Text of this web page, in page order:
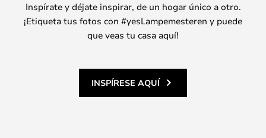
Inspírate y déjate inspirar, de un hogar único a otro.
¡Etiqueta tus fotos con #yesLampemesteren y puede
que veas tu casa aquí!
INSPÍRESE AQUÍ